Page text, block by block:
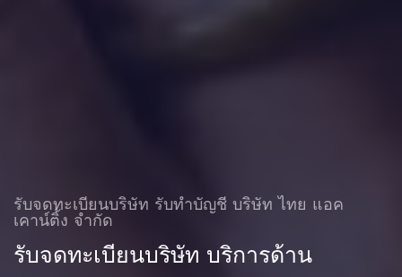
รับจดทะเบียนบริษัท รับทําบัญชี บริษัท ไทย แอค
เคาน์ติ้ง จำกัด
รับจดทะเบียนบริษัท บริการด้าน